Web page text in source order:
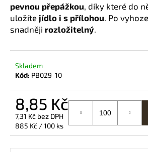
pevnou přepážkou , díky které do
uložíte jídlo i s přílohou . Po
snadněji rozložitelný
Skladem
Kód: PB029-10
8,85 Kč
7,31 Kč bez DPH
Měrná
cena:
885 Kč / 100 ks
D
o
u
č
m
e